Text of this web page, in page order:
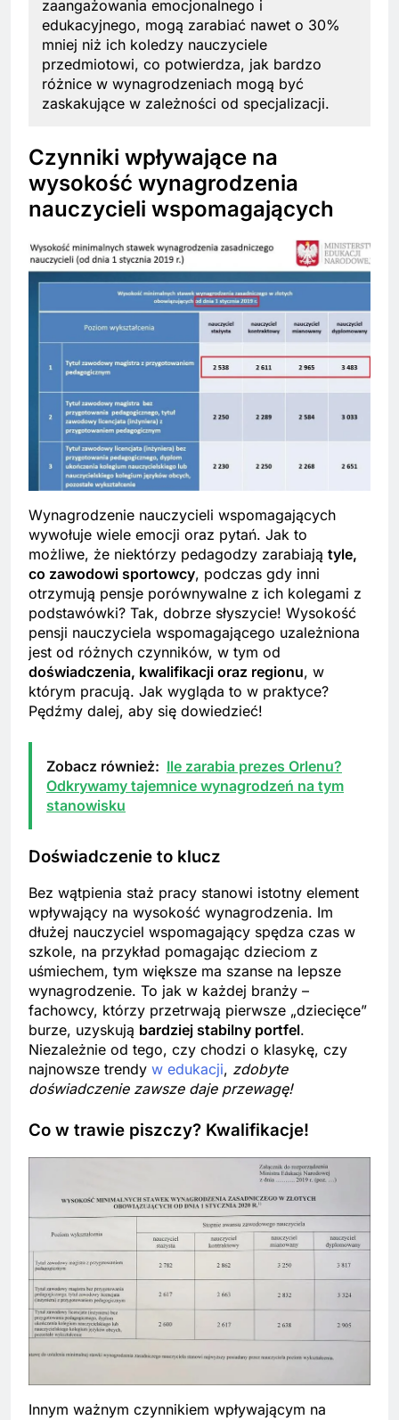
zaangażowania emocjonalnego i
edukacyjnego, mogą zarabiać nawet o 30%
mniej niż ich koledzy nauczyciele
przedmiotowi, co potwierdza, jak bardzo
różnice w wynagrodzeniach mogą być
zaskakujące w zależności od specjalizacji.
Czynniki wpływające na
wysokość wynagrodzenia
nauczycieli wspomagających
Wynagrodzenie nauczycieli wspomagających
wywołuje wiele emocji oraz pytań. Jak to
możliwe, że niektórzy pedagodzy zarabiają tyle,
co zawodowi sportowcy, podczas gdy inni
otrzymują pensje porównywalne z ich kolegami z
podstawówki? Tak, dobrze słyszycie! Wysokość
pensji nauczyciela wspomagającego uzależniona
jest od różnych czynników, w tym od
doświadczenia, kwalifikacji oraz regionu, w
którym pracują. Jak wygląda to w praktyce?
Pędźmy dalej, aby się dowiedzieć!
Zobacz również: Ile zarabia prezes Orlenu?
Odkrywamy tajemnice wynagrodzeń na tym
stanowisku
Doświadczenie to klucz
Bez wątpienia staż pracy stanowi istotny element
wpływający na wysokość wynagrodzenia. Im
dłużej nauczyciel wspomagający spędza czas w
szkole, na przykład pomagając dzieciom z
uśmiechem, tym większe ma szanse na lepsze
wynagrodzenie. To jak w każdej branży –
fachowcy, którzy przetrwają pierwsze „dziecięce”
burze, uzyskują bardziej stabilny portfel.
Niezależnie od tego, czy chodzi o klasykę, czy
najnowsze trendy w edukacji, zdobyte
doświadczenie zawsze daje przewagę!
Co w trawie piszczy? Kwalifikacje!
Innym ważnym czynnikiem wpływającym na